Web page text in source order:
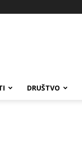
DRUŠTVO